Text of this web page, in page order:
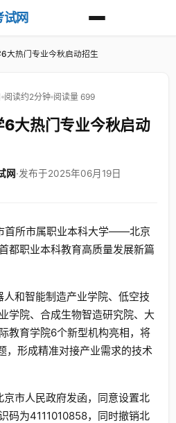
试网
大热门专业今秋启动招生
阅读约2分钟 阅读量 699
大热门专业今秋启动
网·发布于2025年06月19日
首所市属职业本科大学——北京
都职业本科教育高质量发展新篇
和智能制造产业学院、低空技
学院、合成生物智造研究院、大
教育学院6个新型机构亮相，将
，形成精准对接产业需求的技术
京市人民政府发函，同意设置北
码为4111010858，同时撤销北